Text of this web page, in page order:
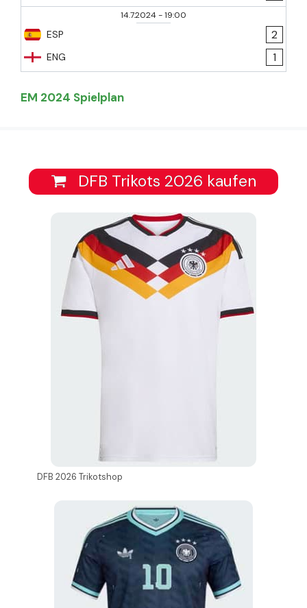
14.7.2024-19:00
ESP
ENG
2
1
EM 2024 Spielplan
DFB Trikots 2026 kaufen
DFB 2026 Trikotshop